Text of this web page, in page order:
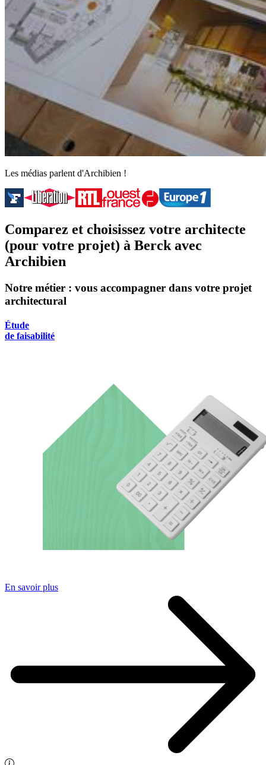
Les médias parlent d'Archibien !
Comparez et choisissez votre architecte
(pour votre projet) à Berck avec
Archibien
Notre métier : vous accompagner dans votre projet
architectural
Étude
de faisabilité
En savoir plus